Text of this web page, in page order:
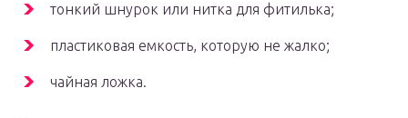
тонкий шнурок или нитка для фитилька;
пластиковая емкость, которую не жалко;
чайная ложка.